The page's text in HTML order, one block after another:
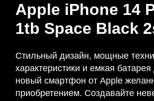
Apple iPhone 14
1tb Space Black
Стильный дизайн, мощные
характеристики и емкая
новый смартфон от Apple
приобретением. Создавайте